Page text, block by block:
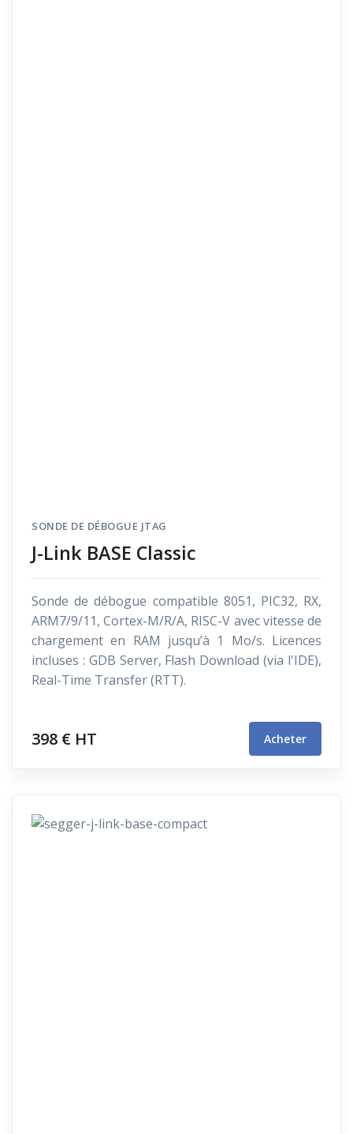
SONDE DE DÉBOGUE JTAG
J-Link BASE Classic
Sonde de débogue compatible 8051, PIC32, RX,
ARM7/9/11, Cortex-M/R/A, RISC-V avec vitesse de
chargement en RAM jusqu’à 1 Mo/s. Licences
incluses : GDB Server, Flash Download (via l'IDE),
Real-Time Transfer (RTT).
398 € HT Acheter